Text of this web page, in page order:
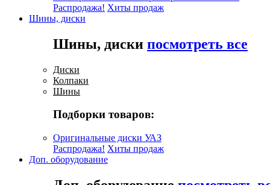
Распродажа! Хиты продаж
Шины, диски
Шины, диски посмотреть все
Диски
Колпаки
Шины
Подборки товаров:
Оригинальные диски УАЗ
Распродажа! Хиты продаж
Доп. оборудование